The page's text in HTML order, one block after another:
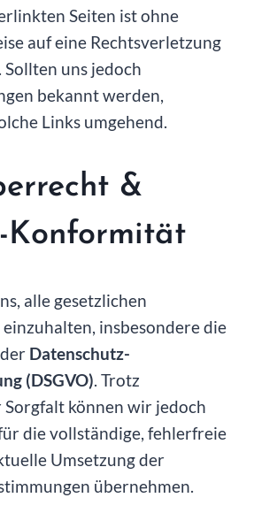
Seiten ist ohne
auf eine Rechtsverletzung
uns jedoch
bekannt werden,
Links umgehend.
&
Konformität
alle gesetzlichen
insbesondere die
Datenschutz-
(DSGVO). Trotz
können wir jedoch
die vollständige, fehlerfreie
Umsetzung der
übernehmen.